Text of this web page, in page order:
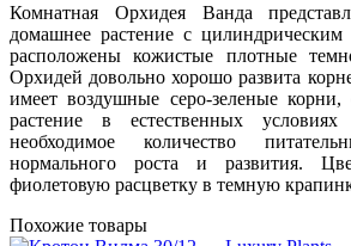
Комнатная Орхидея Ванда
домашнее растение с цилиндрическим
расположены кожистые плотные
Орхидей довольно хорошо развита
имеет воздушные серо-зеленые
растение в естественных условиях
необходимое количество
нормального роста и развития.
фиолетовую расцветку в темную
Похожие товары